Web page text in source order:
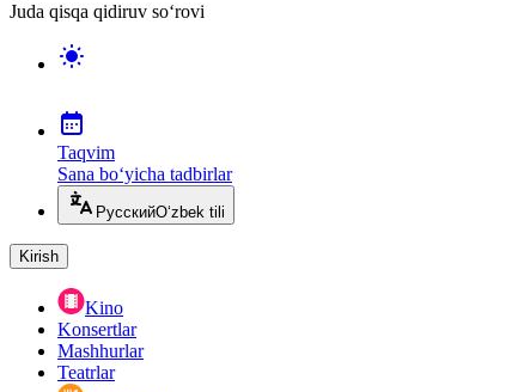
Juda qisqa qidiruv so‘rovi
Taqvim
Sana bo‘yicha tadbirlar
РусскийO‘zbek tili
Kirish
Kino
Konsertlar
Mashhurlar
Teatrlar